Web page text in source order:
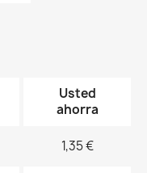
Usted
ahorra
1,35 €